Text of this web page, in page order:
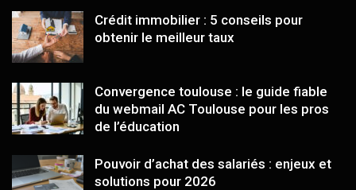
Crédit immobilier : 5 conseils pour
obtenir le meilleur taux
Convergence toulouse : le guide fiable
du webmail AC Toulouse pour les pros
de l’éducation
Pouvoir d’achat des salariés : enjeux et
solutions pour 2026